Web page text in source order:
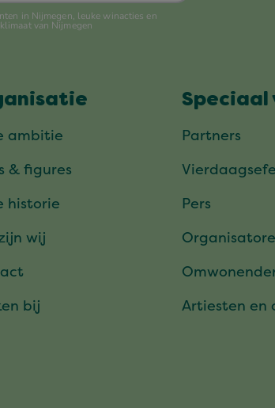
ambitie
& figures
historie
wij
bij
Speciaal
Partners
Pers
Artiesten en